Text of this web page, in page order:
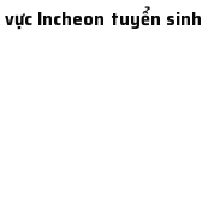
Incheon tuyển sinh